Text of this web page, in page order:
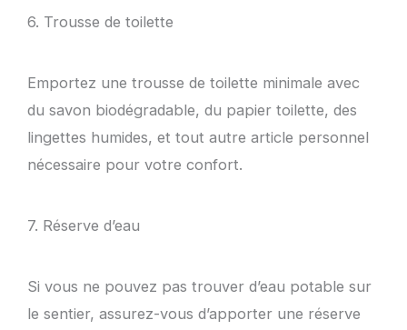
6. Trousse de toilette
Emportez une trousse de toilette minimale avec
du savon biodégradable, du papier toilette, des
lingettes humides, et tout autre article personnel
nécessaire pour votre confort.
7. Réserve d’eau
Si vous ne pouvez pas trouver d’eau potable sur
le sentier, assurez-vous d’apporter une réserve